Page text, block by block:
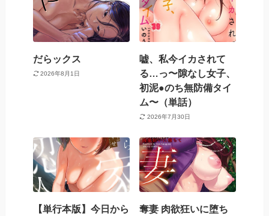
だらックス
2026年8月1日
嘘、私今イカされて
る…っ〜隙なし女子、
初泥●のち無防備タイ
ム〜（単話）
2026年7月30日
【単行本版】今日から
奪妻 肉欲狂いに堕ち